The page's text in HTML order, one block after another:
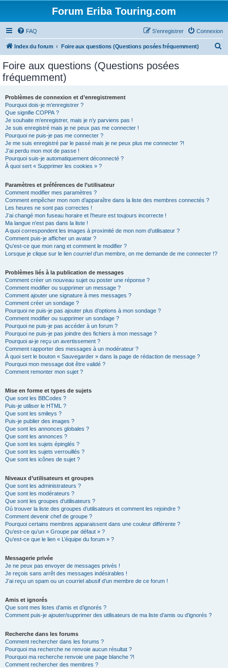
Forum Eriba Touring.com
FAQ Connexion
S’enregistrer
Index du forum Foire aux questions (Questions posées fréquemment)
Foire aux questions (Questions posées
fréquemment)
Problèmes de connexion et d’enregistrement
Pourquoi dois-je m’enregistrer ?
Que signifie COPPA ?
Je souhaite m’enregistrer, mais je n’y parviens pas !
Je suis enregistré mais je ne peux pas me connecter !
Pourquoi ne puis-je pas me connecter ?
Je me suis enregistré par le passé mais je ne peux plus me connecter ?!
J’ai perdu mon mot de passe !
Pourquoi suis-je automatiquement déconnecté ?
À quoi sert « Supprimer les cookies » ?
Paramètres et préférences de l’utilisateur
Comment modifier mes paramètres ?
Comment empêcher mon nom d’apparaître dans la liste des membres connectés ?
Les heures ne sont pas correctes !
J’ai changé mon fuseau horaire et l’heure est toujours incorrecte !
Ma langue n’est pas dans la liste !
A quoi correspondent les images à proximité de mon nom d’utilisateur ?
Comment puis-je afficher un avatar ?
Qu’est-ce que mon rang et comment le modifier ?
Lorsque je clique sur le lien courrield’un membre, on me demande de me connecter !?
Problèmes liés à la publication de messages
Comment créer un nouveau sujet ou poster une réponse ?
Comment modifier ou supprimer un message ?
Comment ajouter une signature à mes messages ?
Comment créer un sondage ?
Pourquoi ne puis-je pas ajouter plus d’options à mon sondage ?
Comment modifier ou supprimer un sondage ?
Pourquoi ne puis-je pas accéder à un forum ?
Pourquoi ne puis-je pas joindre des fichiers à mon message ?
Pourquoi ai-je reçu un avertissement ?
Comment rapporter des messages à un modérateur ?
À quoi sert le bouton « Sauvegarder » dans la page de rédaction de message ?
Pourquoi mon message doit être validé ?
Comment remonter mon sujet ?
Mise en forme et types de sujets
Que sont les BBCodes ?
Puis-je utiliser le HTML ?
Que sont les smileys ?
Puis-je publier des images ?
Que sont les annonces globales ?
Que sont les annonces ?
Que sont les sujets épinglés ?
Que sont les sujets verrouillés ?
Que sont les icônes de sujet ?
Niveaux d’utilisateurs et groupes
Que sont les administrateurs ?
Que sont les modérateurs ?
Que sont les groupes d’utilisateurs ?
Où trouver la liste des groupes d’utilisateurs et comment les rejoindre ?
Comment devenir chef de groupe ?
Pourquoi certains membres apparaissent dans une couleur différente ?
Qu’est-ce qu’un « Groupe par défaut » ?
Qu’est-ce que le lien « L’équipe du forum » ?
Messagerie privée
Je ne peux pas envoyer de messages privés !
Je reçois sans arrêt des messages indésirables !
J’ai reçu un spam ou un courriel abusif d’un membre de ce forum !
Amis et ignorés
Que sont mes listes d’amis et d’ignorés ?
Comment puis-je ajouter/supprimer des utilisateurs de ma liste d’amis ou d’ignorés ?
Recherche dans les forums
Comment rechercher dans les forums ?
Pourquoi ma recherche ne renvoie aucun résultat ?
Pourquoi ma recherche renvoie une page blanche ?!
Comment rechercher des membres ?